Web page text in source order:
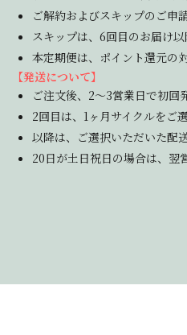
ご解約およびスキップのご申
スキップは、6回目のお届け以
本定期便は、ポイント還元の
【発送について】
ご注文後、2～3営業日で初回
2回目は、1ヶ月サイクルをご
以降は、ご選択いただいた配
20日が土日祝日の場合は、翌